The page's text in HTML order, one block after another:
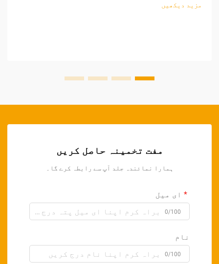
کے اوزار کی ذرائع کاری کی پیچیدگیوں کو سمجھنا...
مزید دیکھیں
مفت تخمینہ حاصل کریں
ہمارا نمائندہ جلد آپ سے رابطہ کرے گا۔
ای میل
0/100
نام
0/100